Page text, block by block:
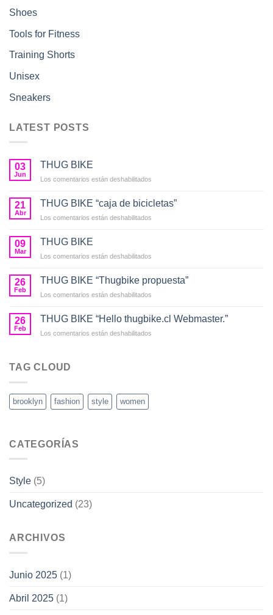
Shoes
Tools for Fitness
Training Shorts
Unisex
Sneakers
LATEST POSTS
03
Jun
THUG BIKE
Los comentarios están deshabilitados
BIKE
21
Abr
THUG BIKE “caja de bicicletas”
Los comentarios están deshabilitados
09
Mar
THUG BIKE
Los comentarios están deshabilitados
26
Feb
THUG BIKE “Thugbike propuesta”
Los comentarios están deshabilitados
BIKE
26
Feb
THUG BIKE “Hello thugbike.cl Webmaster.”
Los comentarios están deshabilitados
TAG CLOUD
brooklyn fashion style women
CATEGORÍAS
Style (5)
Uncategorized (23)
ARCHIVOS
Junio 2025 (1)
Abril 2025 (1)